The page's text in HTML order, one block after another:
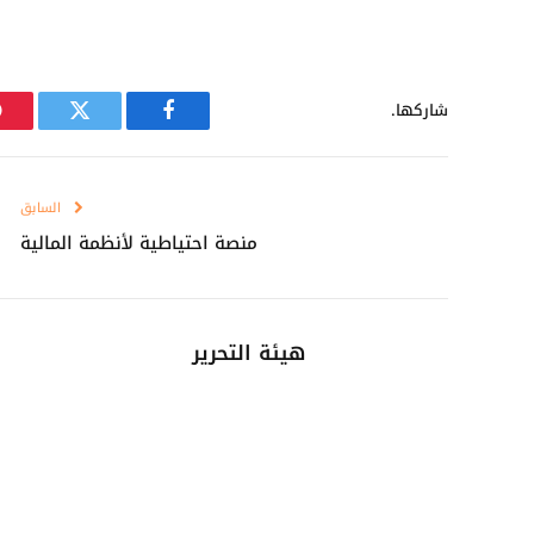
شاركها.
فيسبوك تويتر
السابق
منصة احتياطية لأنظمة المالية
هيئة التحرير